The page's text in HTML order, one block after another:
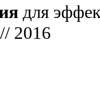
для
2016